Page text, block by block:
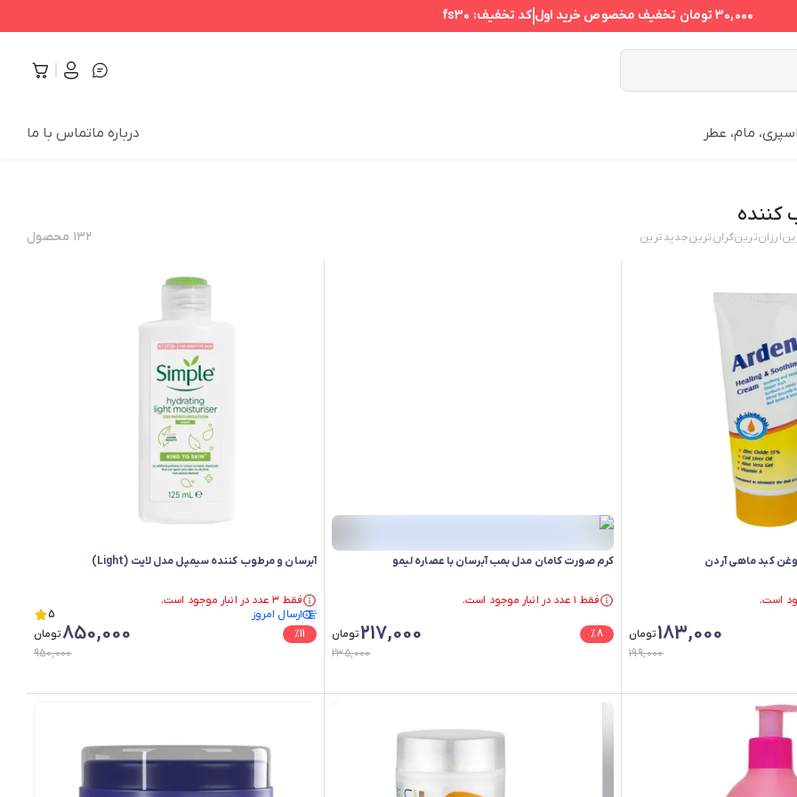
30,000 تومان تخفیف مخصوص خرید اول کد تخفیف: fs30
اسپری، مام، عطر درباره ماتماس با ما
کننده
ارزان‌ترینگران‌ترینجدید‌ترین ۱۳۲ محصول
کبد ماهی آردن
183,000تومان
199,000
کرم صورت کامان مدل بمب آبرسان با عصاره لیمو
فقط ۱ عدد در انبار موجود است.
%8
217,000تومان
235,000
آبرسان و مرطوب کننده سیمپل مدل لایت (Light)
فقط ۳ عدد در انبار موجود است.
در سبد خرید بیش از ۵۰ نفر.
فقط ۳ عدد در انبار موجود است.
ارسال امروز
5
%11
850,000تومان
950,000